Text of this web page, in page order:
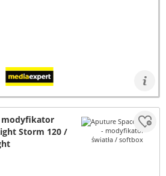
modyfikator
Storm 120 /